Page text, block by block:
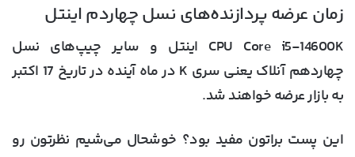
زمان عرضه پردازنده‌های نسل چهاردم اینتل
CPU Core i5-14600K اینتل و سایر چیپ‌های نسل
چهاردهم آنلاک یعنی سری K در ماه آینده در تاریخ 17 اکتبر
به بازار عرضه خواهند شد.
این پست براتون مفید بود؟ خوشحال می‌شیم نظرتون رو